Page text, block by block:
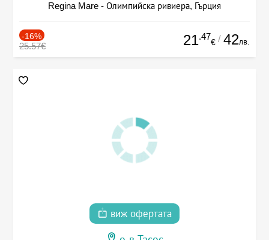
Regina Mare - Олимпийска ривиера, Гърция
-16%
25.57€ 21.47
€ / 42лв.
виж офертата